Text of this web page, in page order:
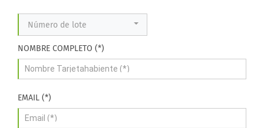
Número de lote
NOMBRE COMPLETO (*)
EMAIL (*)